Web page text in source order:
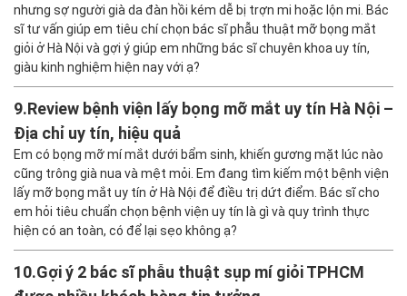
nhưng sợ người già da đàn hồi kém dễ bị trợn mi hoặc lộn mi. Bác
sĩ tư vấn giúp em tiêu chí chọn bác sĩ phẫu thuật mỡ bọng mắt
giỏi ở Hà Nội và gợi ý giúp em những bác sĩ chuyên khoa uy tín,
giàu kinh nghiệm hiện nay với ạ?
9.Review bệnh viện lấy bọng mỡ mắt uy tín Hà Nội –
Địa chỉ uy tín, hiệu quả
Em có bọng mỡ mí mắt dưới bẩm sinh, khiến gương mặt lúc nào
cũng trông già nua và mệt mỏi. Em đang tìm kiếm một bệnh viện
lấy mỡ bọng mắt uy tín ở Hà Nội để điều trị dứt điểm. Bác sĩ cho
em hỏi tiêu chuẩn chọn bệnh viện uy tín là gì và quy trình thực
hiện có an toàn, có để lại sẹo không ạ?
10.Gợi ý 2 bác sĩ phẫu thuật sụp mí giỏi TPHCM